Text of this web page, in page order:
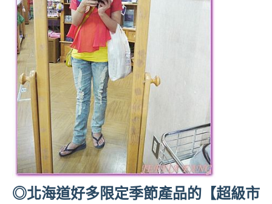
題
旅
遊、
達
人
帶
路、
來
賓、
News
◎北海道好多限定季節產品的【超級市